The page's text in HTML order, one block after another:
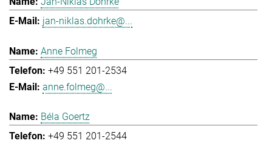
jan-niklas.dohrke@...
Anne Folmeg
+49 551 201-2534
anne.folmeg@...
Béla Goertz
+49 551 201-2544